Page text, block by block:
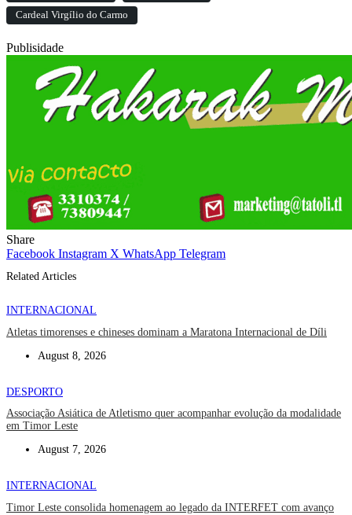
Cardeal Virgílio do Carmo
Publisidade
Share
Facebook Instagram X WhatsApp Telegram
Related Articles
INTERNACIONAL
Atletas timorenses e chineses dominam a Maratona Internacional de Díli
August 8, 2026
DESPORTO
Associação Asiática de Atletismo quer acompanhar evolução da modalidade
em Timor Leste
August 7, 2026
INTERNACIONAL
Timor Leste consolida homenagem ao legado da INTERFET com avanço